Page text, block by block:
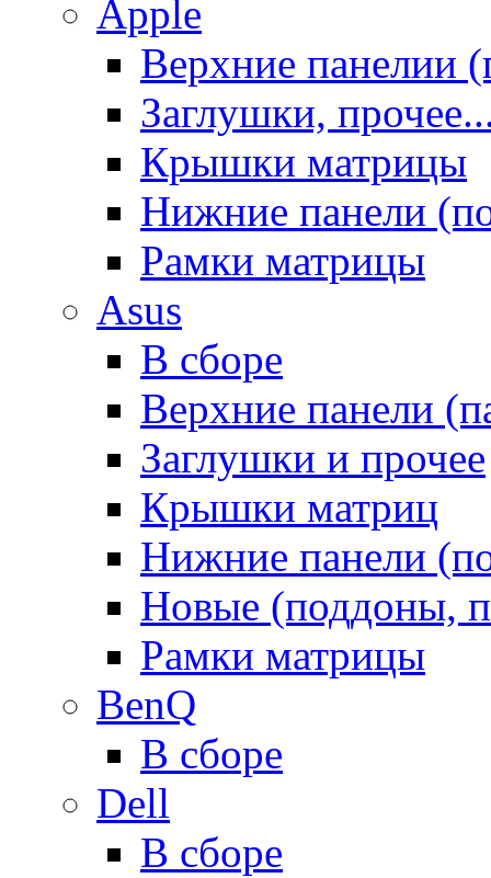
Apple
Верхние панелии
Заглушки,
Крышки матрицы
Нижние панели
Рамки матрицы
Asus
В сборе
Верхние панели
Заглушки и прочее
Крышки матриц
Нижние панели
Новые (поддоны,
Рамки матрицы
BenQ
В сборе
Dell
В сборе